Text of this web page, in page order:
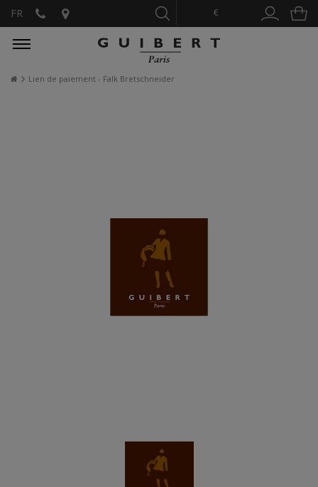
€
FR
Lien de paiement - Falk Bretschneider